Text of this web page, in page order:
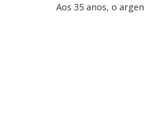
Aos 35 anos, o